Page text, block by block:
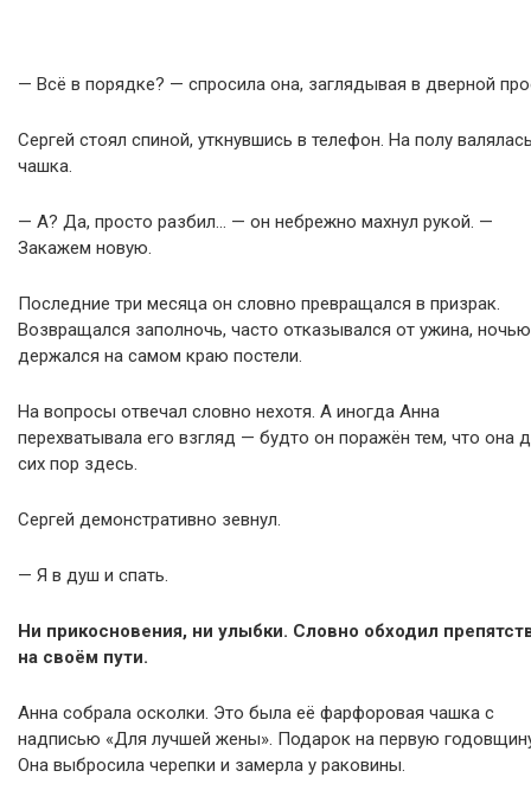
— Всё в порядке? — спросила она, заглядывая в дверной
Сергей стоял спиной, уткнувшись в телефон. На полу
чашка.
— А? Да, просто разбил… — он небрежно махнул рукой. —
Закажем новую.
Последние три месяца он словно превращался в призрак.
Возвращался заполночь, часто отказывался от ужина, ночью
держался на самом краю постели.
На вопросы отвечал словно нехотя. А иногда Анна
перехватывала его взгляд — будто он поражён тем, что она
сих пор здесь.
Сергей демонстративно зевнул.
— Я в душ и спать.
Ни прикосновения, ни улыбки. Словно обходил
на своём пути.
Анна собрала осколки. Это была её фарфоровая чашка с
надписью «Для лучшей жены». Подарок на первую
Она выбросила черепки и замерла у раковины.